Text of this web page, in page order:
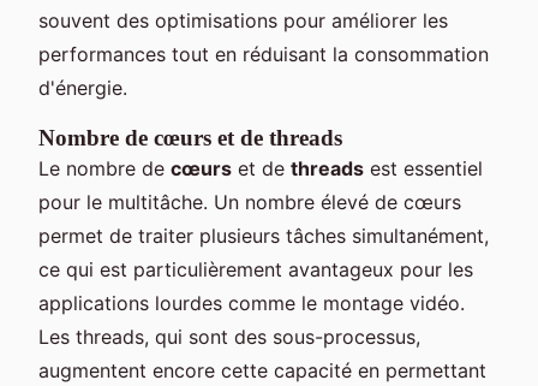
souvent des optimisations pour améliorer les
performances tout en réduisant la consommation
d'énergie.
Nombre de cœurs et de threads
Le nombre de cœurs et de threads est essentiel
pour le multitâche. Un nombre élevé de cœurs
permet de traiter plusieurs tâches simultanément,
ce qui est particulièrement avantageux pour les
applications lourdes comme le montage vidéo.
Les threads, qui sont des sous-processus,
augmentent encore cette capacité en permettant